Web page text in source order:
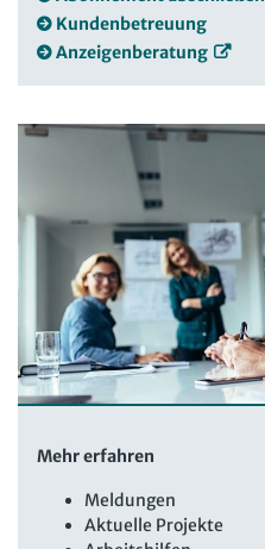
Kundenbetreuung
Anzeigenberatung
Mehr erfahren
Meldungen
Aktuelle Projekte